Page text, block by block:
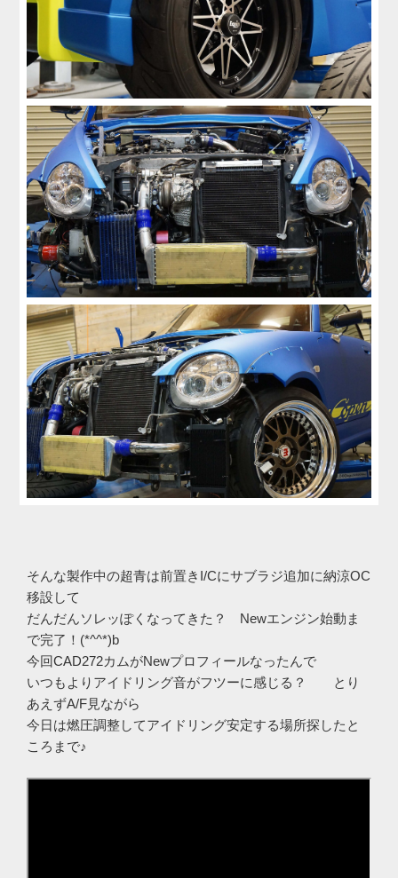
そんな製作中の超青は前置きI/Cにサブラジ追加に納涼OC
移設して
だんだんソレッぽくなってきた？ Newエンジン始動ま
で完了！(*^^*)b
今回CAD272カムがNewプロフィールなったんで
いつもよりアイドリング音がフツーに感じる？ とり
あえずA/F見ながら
今日は燃圧調整してアイドリング安定する場所探したと
ころまで♪